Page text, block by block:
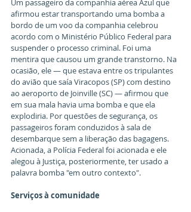
Um passageiro da companhia aérea Azul que
afirmou estar transportando uma bomba a
bordo de um voo da companhia celebrou
acordo com o Ministério Público Federal para
suspender o processo criminal. Foi uma
mentira que causou um grande transtorno. Na
ocasião, ele — que estava entre os tripulantes
do avião que saía Viracopos (SP) com destino
ao aeroporto de Joinville (SC) — afirmou que
em sua mala havia uma bomba e que ela
explodiria. Por questões de segurança, os
passageiros foram conduzidos à sala de
desembarque sem a liberação das bagagens.
Acionada, a Polícia Federal foi acionada e ele
alegou à Justiça, posteriormente, ter usado a
palavra bomba "em outro contexto".
Serviços à comunidade